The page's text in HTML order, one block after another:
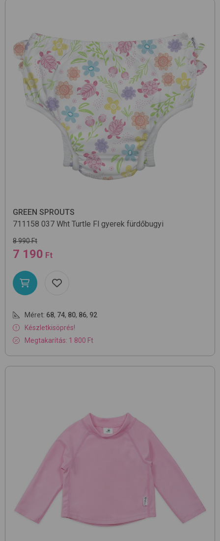
GREEN SPROUTS
711158 037 Wht Turtle Fl gyerek fürdőbugyi
8 990 Ft
7 190 Ft
Méret: 68, 74, 80, 86, 92
Készletkisöprés!
Megtakarítás: 1 800 Ft